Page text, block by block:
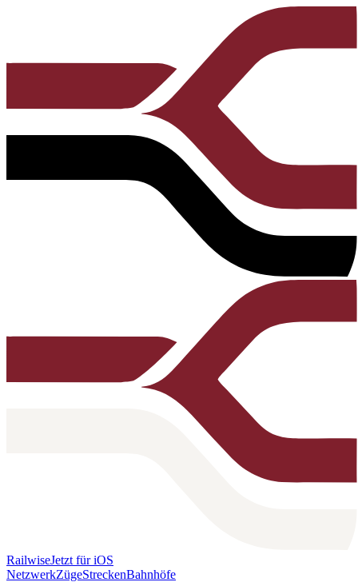
RailwiseJetzt für iOS
NetzwerkZügeStreckenBahnhöfe